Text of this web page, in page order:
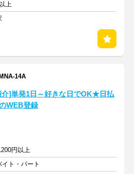
上
14A
介]単発1日～好きな日でOK★日払
WEB登録
円以上
イト・パート